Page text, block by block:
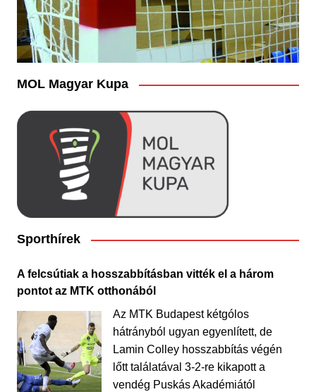
MOL Magyar Kupa
Sporthírek
A felcsútiak a hosszabbításban vitték el a három
pontot az MTK otthonából
Az MTK Budapest kétgólos
hátrányból ugyan egyenlített, de
Lamin Colley hosszabbítás végén
lőtt találatával 3-2-re kikapott a
vendég Puskás Akadémiától